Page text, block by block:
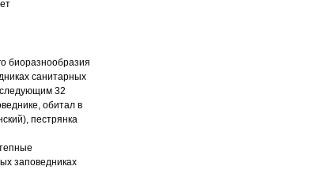
биоразнообразия
санитарных
32
обитал в
пестрянка
заповедниках